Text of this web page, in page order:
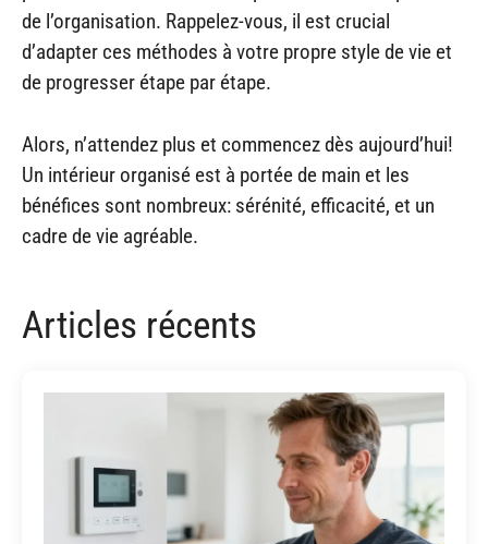
de l’organisation. Rappelez-vous, il est crucial
d’adapter ces méthodes à votre propre style de vie et
de progresser étape par étape.
Alors, n’attendez plus et commencez dès aujourd’hui!
Un intérieur organisé est à portée de main et les
bénéfices sont nombreux: sérénité, efficacité, et un
cadre de vie agréable.
Articles récents